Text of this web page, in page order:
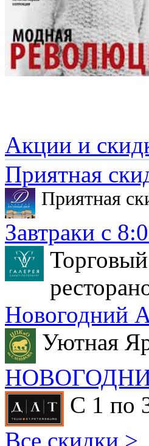
Акции и
Приятная
Приятная
Завтраки с
Новогодний
Уютная
С 1 по
Все скидки >